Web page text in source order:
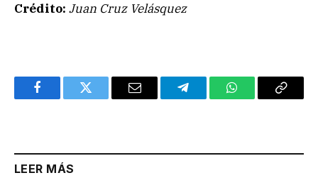
Crédito: Juan Cruz Velásquez
FacebookTwitter Email TelegramWhatsAppCopy
LEER MÁS